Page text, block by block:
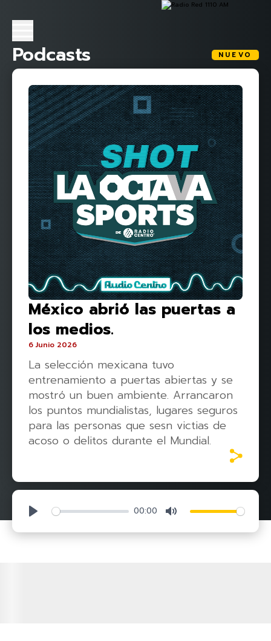
Podcasts NUEVO
México abrió las puertas a
los medios.
6 Junio 2026
La selección mexicana tuvo
entrenamiento a puertas abiertas y se
mostró un buen ambiente. Arrancaron
los puntos mundialistas, lugares seguros
para las personas que sesn victias de
acoso o delitos durante el Mundial.
Play 00:00 Mute